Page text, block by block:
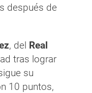
después de
, del Real
tras lograr
su
10 puntos,